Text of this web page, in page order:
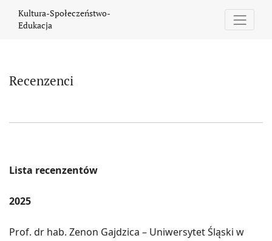
Recenzenci
Kultura-Społeczeństwo-
Edukacja
Recenzenci
Lista recenzentów
2025
Prof. dr hab. Zenon Gajdzica – Uniwersytet Śląski w